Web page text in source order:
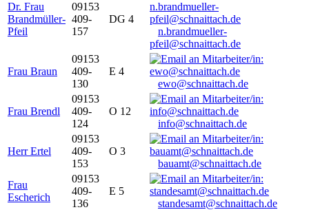
Dr. Frau
Brandmüller-
Pfeil
09153
409-
157
DG 4
n.brandmueller-
pfeil@schnaittach.de
Frau Braun
09153
409-
130
E 4
ewo@schnaittach.de
Frau Brendl
09153
409-
124
O 12
info@schnaittach.de
Herr Ertel
09153
409-
153
O 3
bauamt@schnaittach.de
Frau
Escherich
09153
409-
136
E 5
standesamt@schnaittach.de